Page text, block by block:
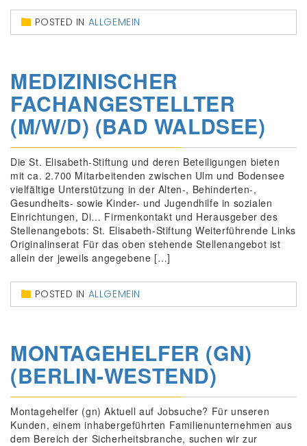
POSTED IN ALLGEMEIN
MEDIZINISCHER
FACHANGESTELLTER
(M/W/D) (BAD WALDSEE)
Die St. Elisabeth-Stiftung und deren Beteiligungen bieten
mit ca. 2.700 Mitarbeitenden zwischen Ulm und Bodensee
vielfältige Unterstützung in der Alten-, Behinderten-,
Gesundheits- sowie Kinder- und Jugendhilfe in sozialen
Einrichtungen, Di… Firmenkontakt und Herausgeber des
Stellenangebots: St. Elisabeth-Stiftung Weiterführende Links
Originalinserat Für das oben stehende Stellenangebot ist
allein der jeweils angegebene […]
POSTED IN ALLGEMEIN
MONTAGEHELFER (GN)
(BERLIN-WESTEND)
Montagehelfer (gn) Aktuell auf Jobsuche? Für unseren
Kunden, einem inhabergeführten Familienunternehmen aus
dem Bereich der Sicherheitsbranche, suchen wir zur